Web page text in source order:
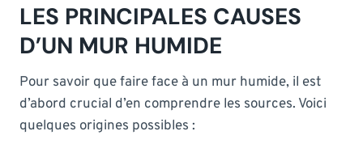
LES PRINCIPALES CAUSES
D’UN MUR HUMIDE
Pour savoir que faire face à un mur humide, il est
d’abord crucial d’en comprendre les sources. Voici
quelques origines possibles :